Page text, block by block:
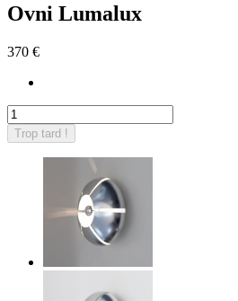
Ovni Lumalux
370 €
Trop tard !